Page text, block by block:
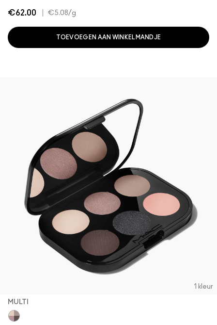
€62.00 €5.08/g
TOEVOEGEN AAN WINKELMANDJE
1 kleur
MULTI